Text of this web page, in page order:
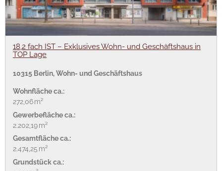
18,2 fach IST – Exklusives Wohn- und Geschäftshaus in
TOP Lage
10315 Berlin, Wohn- und Geschäftshaus
Wohnfläche ca.:
272,06 m²
Gewerbefläche ca.:
2.202,19 m²
Gesamtfläche ca.:
2.474,25 m²
Grund­stück ca.: